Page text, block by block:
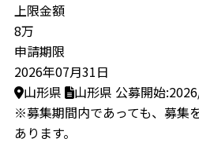
上限金額
8万
申請期限
2026年07月31日
山形県
山形県 公募開始
※募集期間内であっても、募集
あります。